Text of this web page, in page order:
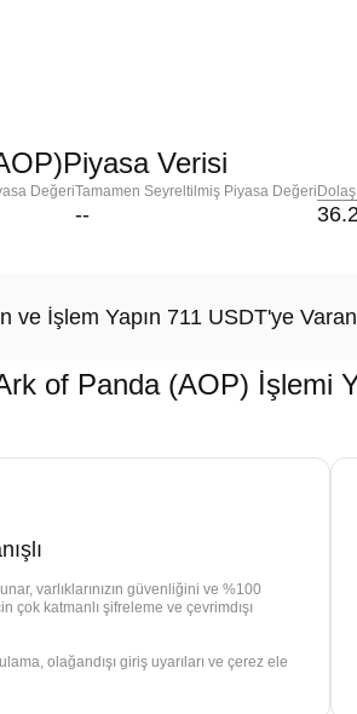
Verisi
DeğeriTamamen Seyreltilmiş Piyasa Değeri
--
ve İşlem Yapın 711 USDT'ye
of Panda (AOP) İşlemi
varlıklarınızın güvenliğini ve %100
çok katmanlı şifreleme ve çevrimdışı
olağandışı giriş uyarıları ve çerez ele